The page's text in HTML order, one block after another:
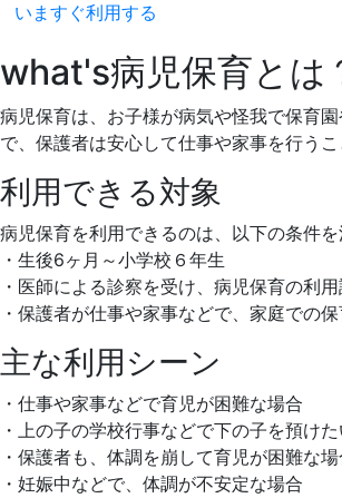
いますぐ利用する
what's病児保育とは
病児保育は、お子様が病気や怪我で保育
で、保護者は安心して仕事や家事を行うこ
利用できる対象
病児保育を利用できるのは、以下の条件を
・生後6ヶ月～小学校６年生
・医師による診察を受け、病児保育の利
・保護者が仕事や家事などで、家庭での
主な利用シーン
・仕事や家事などで育児が困難な場合
・上の子の学校行事などで下の子を預け
・保護者も、体調を崩して育児が困難な場
・妊娠中などで、体調が不安定な場合